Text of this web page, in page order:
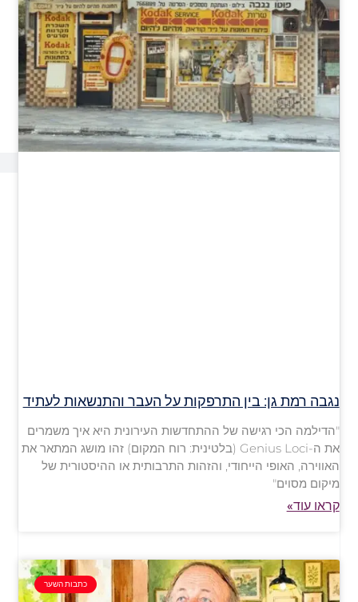
נגבה רמת גן: בין התרפקות על העבר והתנשאות לעתיד
"הדילמה הכי רגישה של ההתחדשות העירונית היא איך משמרים
את ה-Genius Loci (בלטינית: רוח המקום) זהו מושג המתאר את
האווירה, האופי הייחודי, והזהות התרבותית או ההיסטורית של
מיקום מסוים"
קראו עוד»
כתבות השער